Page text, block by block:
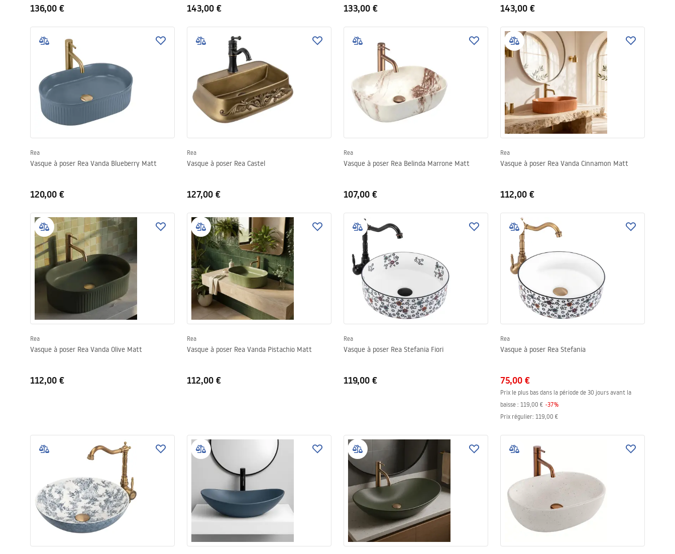
bains
136,00 € 143,00 € 133,00 € 143,00 €
Rea
Vasque à poser Rea Vanda Blueberry Matt
120,00 €
Rea
Vasque à poser Rea Castel
127,00 €
Rea
Vasque à poser Rea Belinda Marrone Matt
107,00 €
Rea
Vasque à poser Rea Vanda Cinnamon Matt
112,00 €
Rea
Vasque à poser Rea Vanda Olive Matt
112,00 €
Rea
Vasque à poser Rea Vanda Pistachio Matt
112,00 €
Rea
Vasque à poser Rea Stefania Fiori
119,00 €
Rea
Vasque à poser Rea Stefania
75,00 €
Prix le plus bas dans la période de 30 jours avant la
baisse : 119,00 € -37%
Prix régulier: 119,00 €